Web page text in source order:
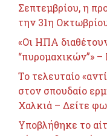
Σεπτεμβρίου, η
την 31η
«Οι ΗΠΑ
“πυρομαχικών”»
Το τελευταίο
στον σπουδαίο
Χαλκιά – Δείτε
Υποβλήθηκε το